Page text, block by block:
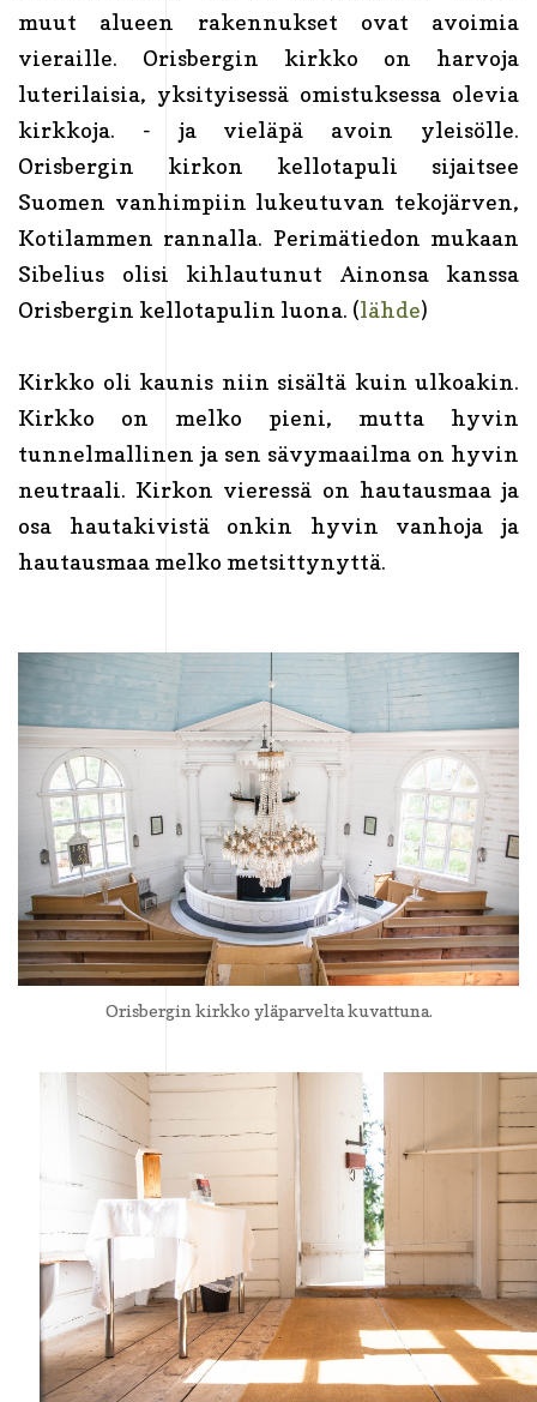
muut alueen rakennukset ovat avoimia
vieraille. Orisbergin kirkko on harvoja
luterilaisia, yksityisessä omistuksessa olevia
kirkkoja. - ja vieläpä avoin yleisölle.
Orisbergin kirkon kellotapuli sijaitsee
Suomen vanhimpiin lukeutuvan tekojärven,
Kotilammen rannalla. Perimätiedon mukaan
Sibelius olisi kihlautunut Ainonsa kanssa
Orisbergin kellotapulin luona. (lähde)
Kirkko oli kaunis niin sisältä kuin ulkoakin.
Kirkko on melko pieni, mutta hyvin
tunnelmallinen ja sen sävymaailma on hyvin
neutraali. Kirkon vieressä on hautausmaa ja
osa hautakivistä onkin hyvin vanhoja ja
hautausmaa melko metsittynyttä.
Orisbergin kirkko yläparvelta kuvattuna.